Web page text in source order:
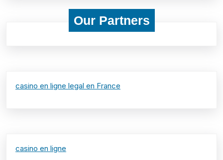
Our Partners
casino en ligne legal en France
casino en ligne